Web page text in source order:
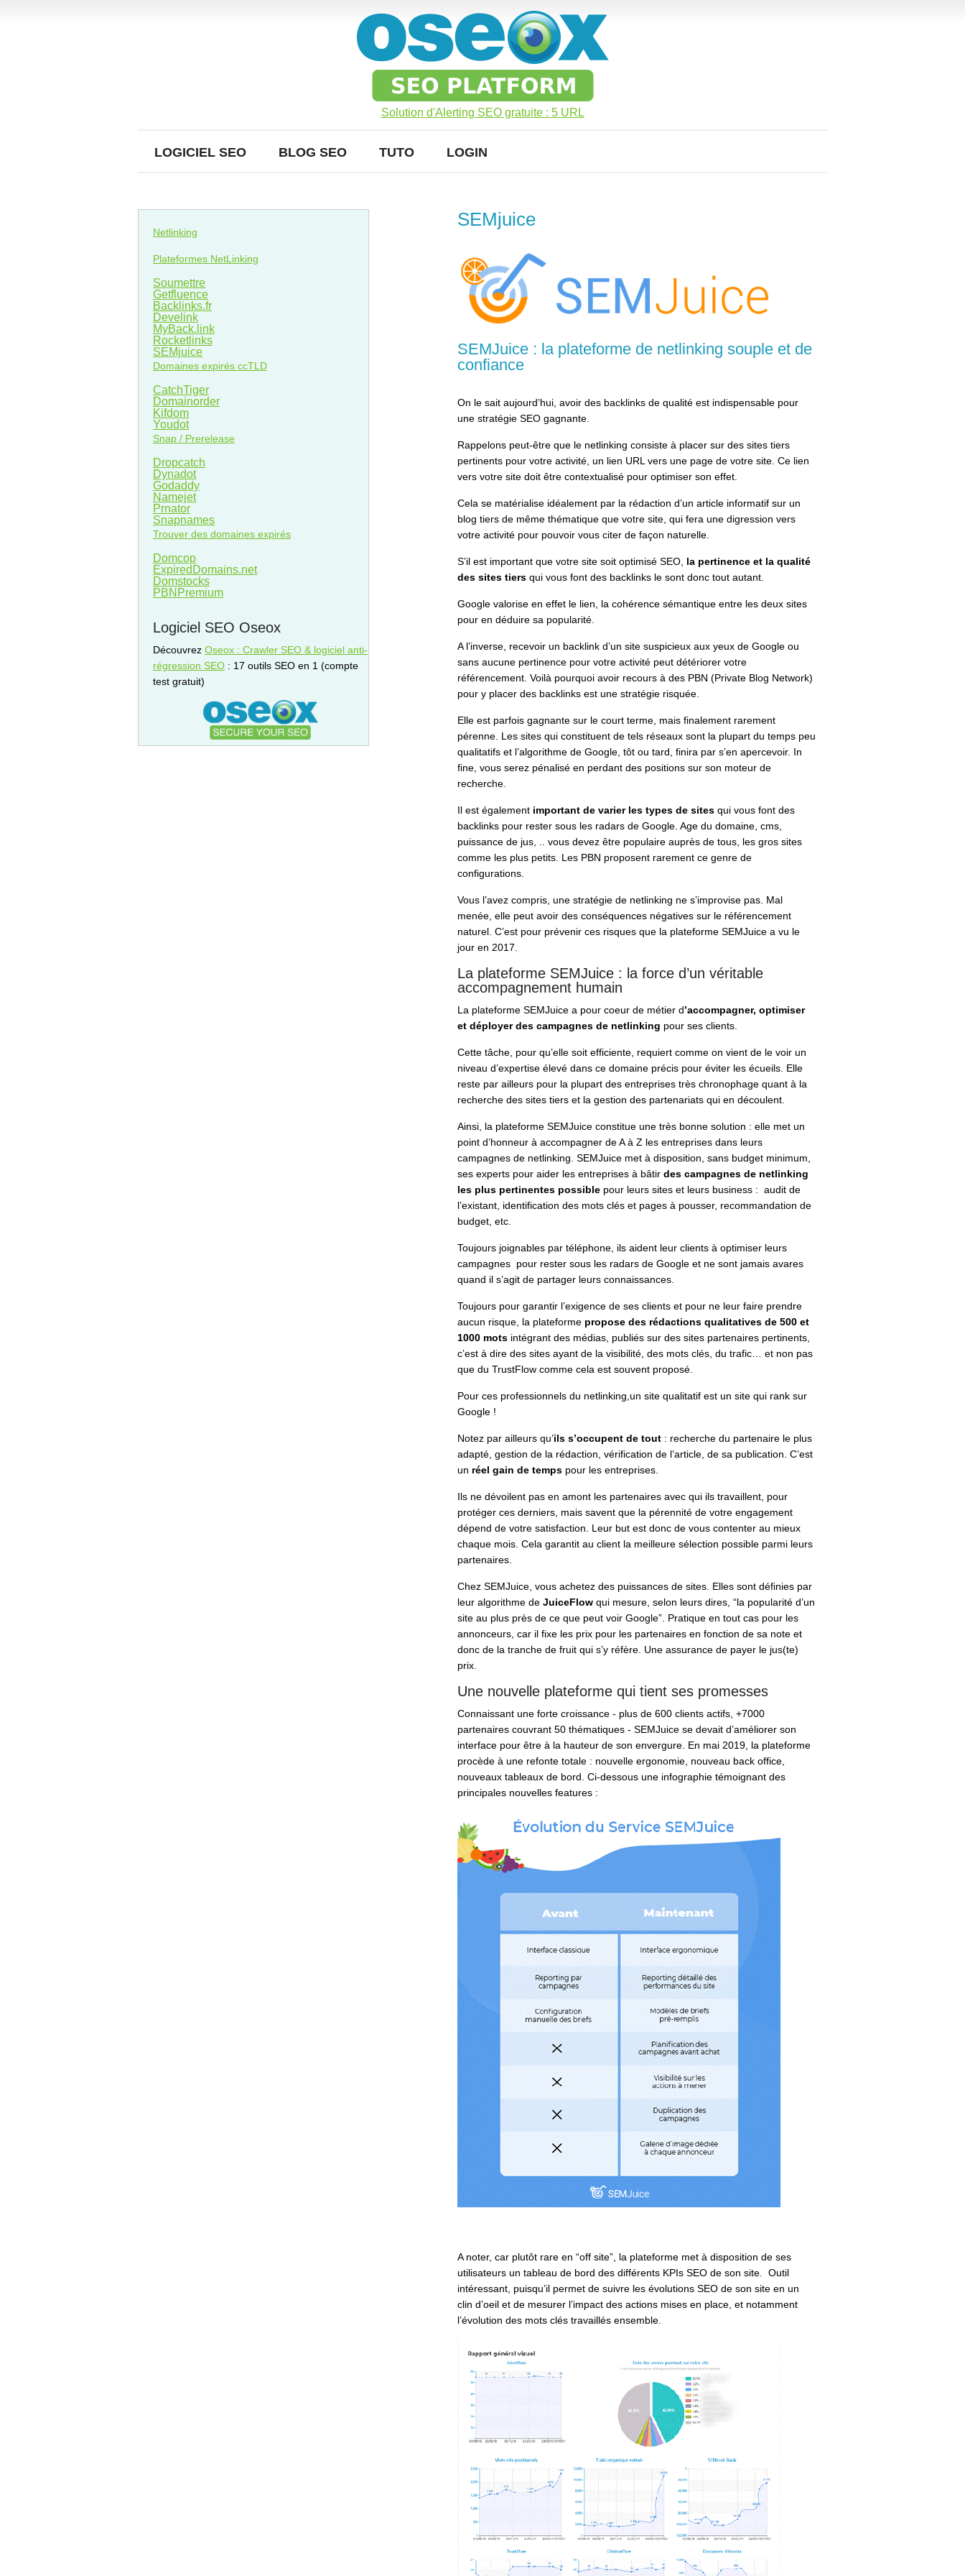
Solution d'Alerting SEO gratuite : 5 URL
LOGICIEL SEO BLOG SEO TUTO LOGIN
SEMjuice
SEMJuice : la plateforme de netlinking souple et de
confiance
On le sait aujourd’hui, avoir des backlinks de qualité est indispensable pour
une stratégie SEO gagnante.
Rappelons peut-être que le netlinking consiste à placer sur des sites tiers
pertinents pour votre activité, un lien URL vers une page de votre site. Ce lien
vers votre site doit être contextualisé pour optimiser son effet.
Cela se matérialise idéalement par la rédaction d’un article informatif sur un
blog tiers de même thématique que votre site, qui fera une digression vers
votre activité pour pouvoir vous citer de façon naturelle.
S’il est important que votre site soit optimisé SEO, la pertinence et la qualité
des sites tiers qui vous font des backlinks le sont donc tout autant.
Google valorise en effet le lien, la cohérence sémantique entre les deux sites
pour en déduire sa popularité.
A l’inverse, recevoir un backlink d’un site suspicieux aux yeux de Google ou
sans aucune pertinence pour votre activité peut détériorer votre
référencement. Voilà pourquoi avoir recours à des PBN (Private Blog Network)
pour y placer des backlinks est une stratégie risquée.
Elle est parfois gagnante sur le court terme, mais finalement rarement
pérenne. Les sites qui constituent de tels réseaux sont la plupart du temps peu
qualitatifs et l’algorithme de Google, tôt ou tard, finira par s’en apercevoir. In
fine, vous serez pénalisé en perdant des positions sur son moteur de
recherche.
Il est également important de varier les types de sites qui vous font des
backlinks pour rester sous les radars de Google. Age du domaine, cms,
puissance de jus, .. vous devez être populaire auprès de tous, les gros sites
comme les plus petits. Les PBN proposent rarement ce genre de
configurations.
Vous l’avez compris, une stratégie de netlinking ne s’improvise pas. Mal
menée, elle peut avoir des conséquences négatives sur le référencement
naturel. C’est pour prévenir ces risques que la plateforme SEMJuice a vu le
jour en 2017.
La plateforme SEMJuice : la force d’un véritable
accompagnement humain
La plateforme SEMJuice a pour coeur de métier d’accompagner, optimiser
et déployer des campagnes de netlinking pour ses clients.
Cette tâche, pour qu’elle soit efficiente, requiert comme on vient de le voir un
niveau d’expertise élevé dans ce domaine précis pour éviter les écueils. Elle
reste par ailleurs pour la plupart des entreprises très chronophage quant à la
recherche des sites tiers et la gestion des partenariats qui en découlent.
Ainsi, la plateforme SEMJuice constitue une très bonne solution : elle met un
point d’honneur à accompagner de A à Z les entreprises dans leurs
campagnes de netlinking. SEMJuice met à disposition, sans budget minimum,
ses experts pour aider les entreprises à bâtir des campagnes de netlinking
les plus pertinentes possible pour leurs sites et leurs business : audit de
l’existant, identification des mots clés et pages à pousser, recommandation de
budget, etc.
Toujours joignables par téléphone, ils aident leur clients à optimiser leurs
campagnes pour rester sous les radars de Google et ne sont jamais avares
quand il s’agit de partager leurs connaissances.
Toujours pour garantir l’exigence de ses clients et pour ne leur faire prendre
aucun risque, la plateforme propose des rédactions qualitatives de 500 et
1000 mots intégrant des médias, publiés sur des sites partenaires pertinents
c’est à dire des sites ayant de la visibilité, des mots clés, du trafic… et non pas
que du TrustFlow comme cela est souvent proposé.
Pour ces professionnels du netlinking,un site qualitatif est un site qui rank sur
Google !
Notez par ailleurs qu’ils s’occupent de tout : recherche du partenaire le plus
adapté, gestion de la rédaction, vérification de l’article, de sa publication. C’est
un réel gain de temps pour les entreprises.
Ils ne dévoilent pas en amont les partenaires avec qui ils travaillent, pour
protéger ces derniers, mais savent que la pérennité de votre engagement
dépend de votre satisfaction. Leur but est donc de vous contenter au mieux
chaque mois. Cela garantit au client la meilleure sélection possible parmi leurs
partenaires.
Chez SEMJuice, vous achetez des puissances de sites. Elles sont définies par
leur algorithme de JuiceFlow qui mesure, selon leurs dires, “la popularité d’un
site au plus près de ce que peut voir Google” . Pratique en tout cas pour les
annonceurs, car il fixe les prix pour les partenaires en fonction de sa note et
donc de la tranche de fruit qui s’y réfère. Une assurance de payer le jus(te)
prix.
Une nouvelle plateforme qui tient ses promesses
Connaissant une forte croissance - plus de 600 clients actifs, +7000
partenaires couvrant 50 thématiques - SEMJuice se devait d’améliorer son
interface pour être à la hauteur de son envergure. En mai 2019, la plateforme
procède à une refonte totale : nouvelle ergonomie, nouveau back office,
nouveaux tableaux de bord. Ci-dessous une infographie témoignant des
principales nouvelles features :
A noter, car plutôt rare en “off site”, la plateforme met à disposition de ses
utilisateurs un tableau de bord des différents KPIs SEO de son site. Outil
intéressant, puisqu’il permet de suivre les évolutions SEO de son site en un
clin d’oeil et de mesurer l’impact des actions mises en place, et notamment
l’évolution des mots clés travaillés ensemble.
Netlinking
Plateformes NetLinking
Soumettre
Getfluence
Backlinks.fr
Develink
MyBack.link
Rocketlinks
SEMjuice
Domaines expirés ccTLD
CatchTiger
Domainorder
Kifdom
Youdot
Snap / Prerelease
Dropcatch
Dynadot
Godaddy
Namejet
Prnator
Snapnames
Trouver des domaines expirés
Domcop
ExpiredDomains.net
Domstocks
PBNPremium
Logiciel SEO Oseox
Découvrez Oseox : Crawler SEO & logiciel anti-
régression SEO : 17 outils SEO en 1 (compte
test gratuit)